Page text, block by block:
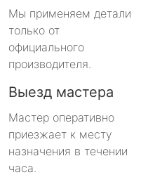
Мы применяем детали
только от
официального
производителя.
Выезд мастера
Мастер оперативно
приезжает к месту
назначения в течении
часа.